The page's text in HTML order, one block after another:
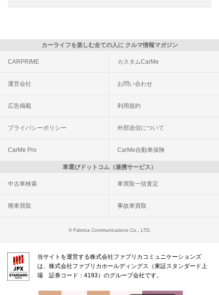
カーライフを楽しむ全ての人に クルマ情報マガジン
CARPRIME カスタムCarMe
運営会社 お問い合わせ
広告掲載 利用規約
プライバシーポリシー 外部送信について
CarMe Pro CarMe自動車保険
車選びドットコム（連携サービス）
中古車検索 車買取一括査定
廃車買取 事故車買取
© Fabrica Communications Co., LTD.
当サイトを運営する株式会社ファブリカコミュニケーションズ
は、株式会社ファブリカホールディングス（東証スタンダード上
場 証券コード：4193）のグループ会社です。